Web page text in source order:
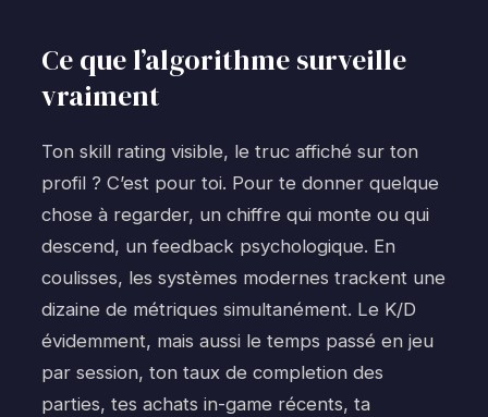
Ce que l’algorithme surveille
vraiment
Ton skill rating visible, le truc affiché sur ton
profil ? C’est pour toi. Pour te donner quelque
chose à regarder, un chiffre qui monte ou qui
descend, un feedback psychologique. En
coulisses, les systèmes modernes trackent une
dizaine de métriques simultanément. Le K/D
évidemment, mais aussi le temps passé en jeu
par session, ton taux de completion des
parties, tes achats in-game récents, ta